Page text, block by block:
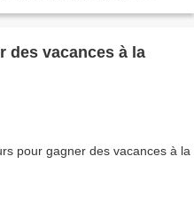
des vacances à la